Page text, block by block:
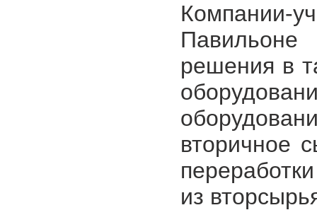
Компании-
Павильоне
решения в
вторичное
из